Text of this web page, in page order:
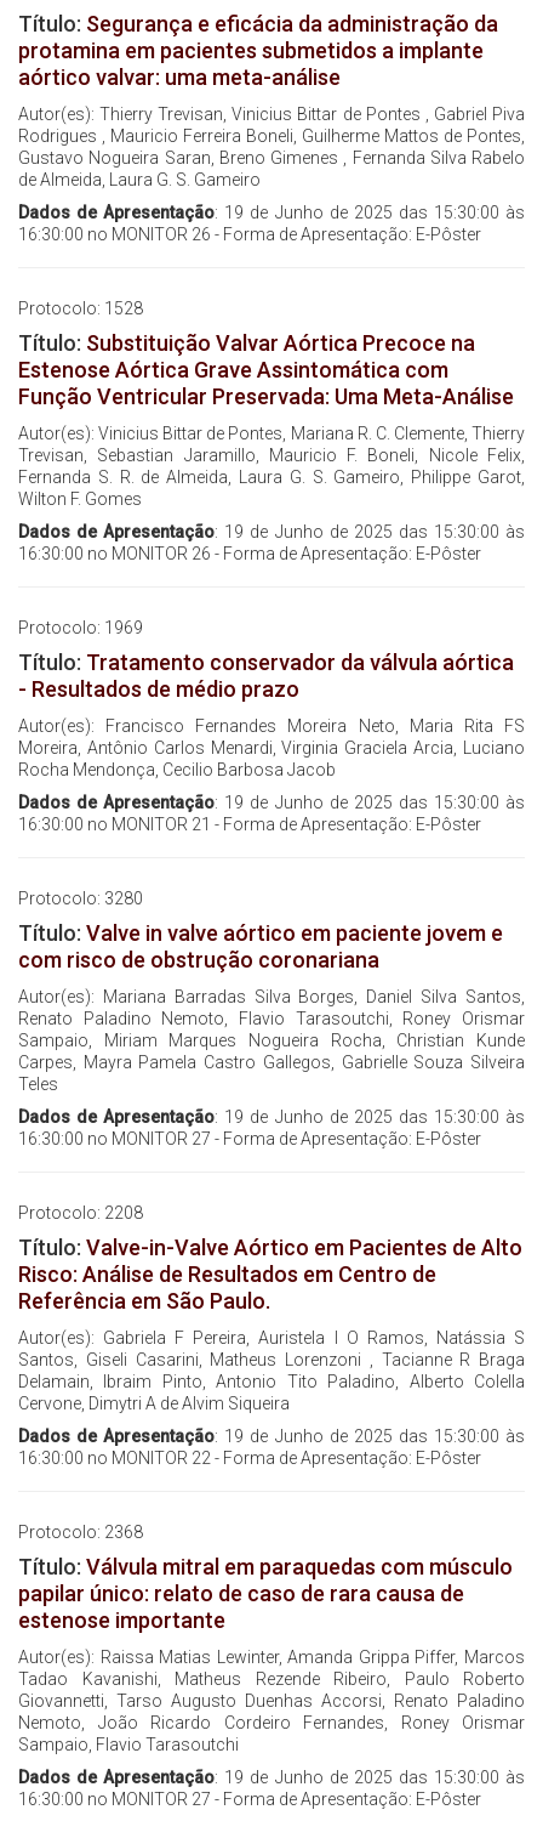
Título: Segurança e eficácia da administração da
protamina em pacientes submetidos a implante
aórtico valvar: uma meta-análise
Autor(es): Thierry Trevisan, Vinicius Bittar de Pontes , Gabriel Piva
Rodrigues , Mauricio Ferreira Boneli, Guilherme Mattos de Pontes,
Gustavo Nogueira Saran, Breno Gimenes , Fernanda Silva Rabelo
de Almeida, Laura G. S. Gameiro
Dados de Apresentação: 19 de Junho de 2025 das 15:30:00 às
16:30:00 no MONITOR 26 - Forma de Apresentação: E-Pôster
Protocolo: 1528
Título: Substituição Valvar Aórtica Precoce na
Estenose Aórtica Grave Assintomática com
Função Ventricular Preservada: Uma Meta-Análise
Autor(es): Vinicius Bittar de Pontes, Mariana R. C. Clemente, Thierry
Trevisan, Sebastian Jaramillo, Mauricio F. Boneli, Nicole Felix,
Fernanda S. R. de Almeida, Laura G. S. Gameiro, Philippe Garot,
Wilton F. Gomes
Dados de Apresentação: 19 de Junho de 2025 das 15:30:00 às
16:30:00 no MONITOR 26 - Forma de Apresentação: E-Pôster
Protocolo: 1969
Título: Tratamento conservador da válvula aórtica
- Resultados de médio prazo
Autor(es): Francisco Fernandes Moreira Neto, Maria Rita FS
Moreira, Antônio Carlos Menardi, Virginia Graciela Arcia, Luciano
Rocha Mendonça, Cecilio Barbosa Jacob
Dados de Apresentação: 19 de Junho de 2025 das 15:30:00 às
16:30:00 no MONITOR 21 - Forma de Apresentação: E-Pôster
Protocolo: 3280
Título: Valve in valve aórtico em paciente jovem e
com risco de obstrução coronariana
Autor(es): Mariana Barradas Silva Borges, Daniel Silva Santos,
Renato Paladino Nemoto, Flavio Tarasoutchi, Roney Orismar
Sampaio, Miriam Marques Nogueira Rocha, Christian Kunde
Carpes, Mayra Pamela Castro Gallegos, Gabrielle Souza Silveira
Teles
Dados de Apresentação: 19 de Junho de 2025 das 15:30:00 às
16:30:00 no MONITOR 27 - Forma de Apresentação: E-Pôster
Protocolo: 2208
Título: Valve-in-Valve Aórtico em Pacientes de Alto
Risco: Análise de Resultados em Centro de
Referência em São Paulo.
Autor(es): Gabriela F Pereira, Auristela I O Ramos, Natássia S
Santos, Giseli Casarini, Matheus Lorenzoni , Tacianne R Braga
Delamain, Ibraim Pinto, Antonio Tito Paladino, Alberto Colella
Cervone, Dimytri A de Alvim Siqueira
Dados de Apresentação: 19 de Junho de 2025 das 15:30:00 às
16:30:00 no MONITOR 22 - Forma de Apresentação: E-Pôster
Protocolo: 2368
Título: Válvula mitral em paraquedas com músculo
papilar único: relato de caso de rara causa de
estenose importante
Autor(es): Raissa Matias Lewinter, Amanda Grippa Piffer, Marcos
Tadao Kavanishi, Matheus Rezende Ribeiro, Paulo Roberto
Giovannetti, Tarso Augusto Duenhas Accorsi, Renato Paladino
Nemoto, João Ricardo Cordeiro Fernandes, Roney Orismar
Sampaio, Flavio Tarasoutchi
Dados de Apresentação: 19 de Junho de 2025 das 15:30:00 às
16:30:00 no MONITOR 27 - Forma de Apresentação: E-Pôster